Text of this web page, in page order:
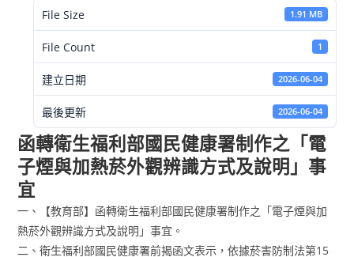
File Size 1.91 MB
File Count 1
建立日期 2026-06-04
最後更新 2026-06-04
函轉衛生福利部國民健康署制作之「電
子煙與加熱菸外觀辨識方式及說明」事
宜
一、【教育部】函轉衛生福利部國民健康署制作之「電子煙與加
熱菸外觀辨識方式及說明」事宜。
二、衛生福利部國民健康署前揭函文表示，依據菸害防制法第15